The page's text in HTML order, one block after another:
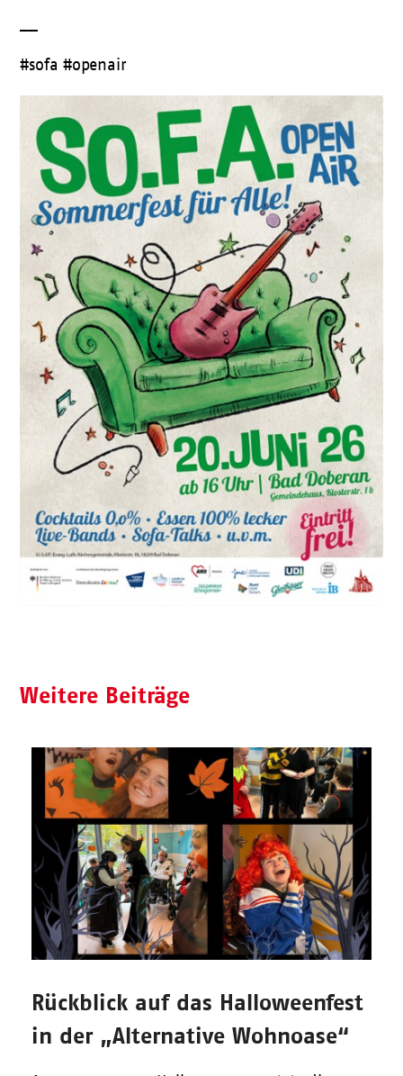
#sofa #openair
Weitere Beiträge
Rückblick auf das Halloweenfest
in der „Alternative Wohnoase“